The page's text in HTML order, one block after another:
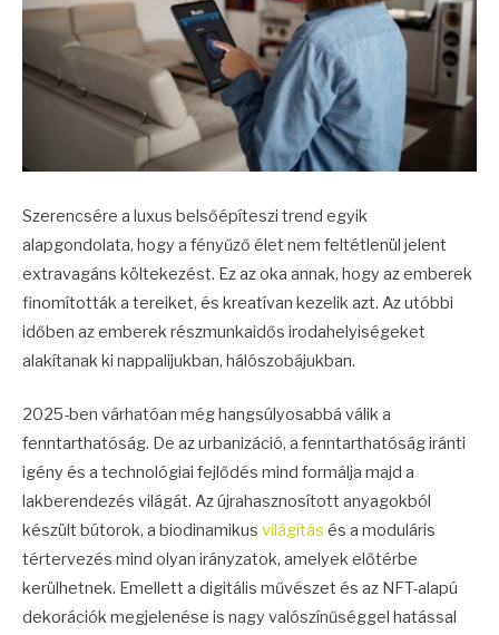
Szerencsére a luxus belsőépíteszi trend egyik
alapgondolata, hogy a fényűző élet nem feltétlenül jelent
extravagáns költekezést. Ez az oka annak, hogy az emberek
finomították a tereiket, és kreatívan kezelik azt. Az utóbbi
időben az emberek részmunkaidős irodahelyiségeket
alakítanak ki nappalijukban, hálószobájukban.
2025-ben várhatóan még hangsúlyosabbá válik a
fenntarthatóság. De az urbanizáció, a fenntarthatóság iránti
igény és a technológiai fejlődés mind formálja majd a
lakberendezés világát. Az újrahasznosított anyagokból
készült bútorok, a biodinamikus világítás és a moduláris
tértervezés mind olyan irányzatok, amelyek előtérbe
kerülhetnek. Emellett a digitális művészet és az NFT-alapú
dekorációk megjelenése is nagy valószínűséggel hatással